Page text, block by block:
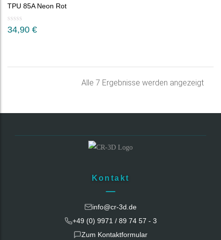
TPU 85A Neon Rot
34,90 €
Alle 7 Ergebnisse werden angezeigtNach
Kontakt
info@cr-3d.de
+49 (0) 9971 / 89 74 57 - 3
Zum Kontaktformular